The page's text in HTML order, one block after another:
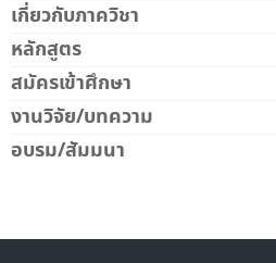
เกี่ยวกับภาควิชา
หลักสูตร
สมัครเข้าศึกษา
งานวิจัย/บทความ
อบรม/สัมมนา